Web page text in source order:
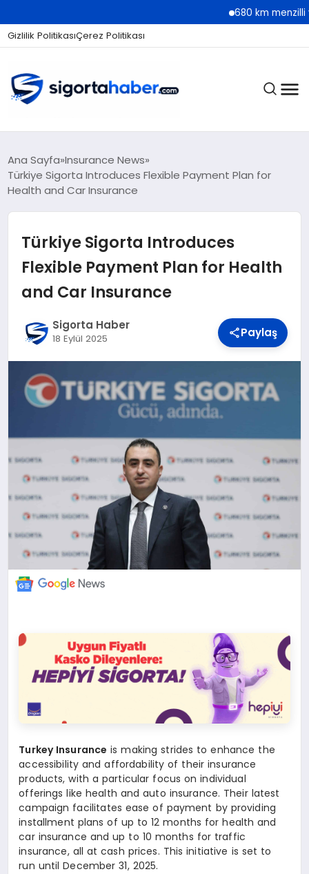
680 km menzilli yeni
Gizlilik PolitikasıÇerez Politikası
SIGORTA
EKONOMI
BILIM VE TEKNOLOJI
KÜNYE
İLETIŞIM
Ana Sayfa Insurance News
Türkiye Sigorta Introduces Flexible Payment Plan for
Health and Car Insurance
Türkiye Sigorta Introduces
Flexible Payment Plan for Health
and Car Insurance
Sigorta Haber
18 Eylül 2025 Paylaş
Turkey Insurance is making strides to enhance the
accessibility and affordability of their insurance
products, with a particular focus on individual
offerings like health and auto insurance. Their latest
campaign facilitates ease of payment by providing
installment plans of up to 12 months for health and
car insurance and up to 10 months for traffic
insurance, all at cash prices. This initiative is set to
run until December 31, 2025.